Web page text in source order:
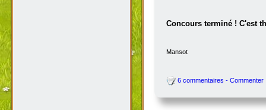
Concours terminé ! C'est
Mansot
6 commentaires - Commenter